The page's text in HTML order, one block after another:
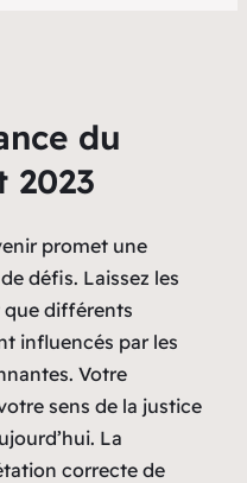
du
2023
promet une
défis. Laissez les
que différents
influencés par les
Votre
sens de la justice
La
correcte de